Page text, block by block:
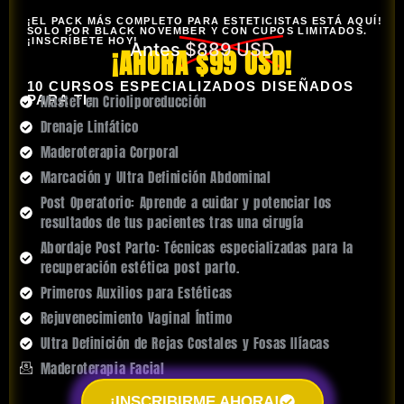
¡EL PACK MÁS COMPLETO PARA ESTETICISTAS ESTÁ AQUÍ!
SOLO POR BLACK NOVEMBER Y CON CUPOS LIMITADOS.
¡INSCRÍBETE HOY!Antes $889 USD
¡AHORA $99 USD!
10 CURSOS ESPECIALIZADOS DISEÑADOS
PARA TI:
Master en Crioliporeducción
Drenaje Linfático
Maderoterapia Corporal
Marcación y Ultra Definición Abdominal
Post Operatorio: Aprende a cuidar y potenciar los
resultados de tus pacientes tras una cirugía
Abordaje Post Parto: Técnicas especializadas para la
recuperación estética post parto.
Primeros Auxilios para Estéticas
Rejuvenecimiento Vaginal Íntimo
Ultra Definición de Rejas Costales y Fosas Ilíacas
Maderoterapia Facial